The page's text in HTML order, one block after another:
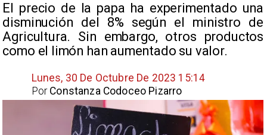
El precio de la papa ha experimentado una
disminución del 8% según el ministro de
Agricultura. Sin embargo, otros productos
como el limón han aumentado su valor.
Lunes, 30 De Octubre De 2023 15:14
Constanza Codoceo Pizarro
Por